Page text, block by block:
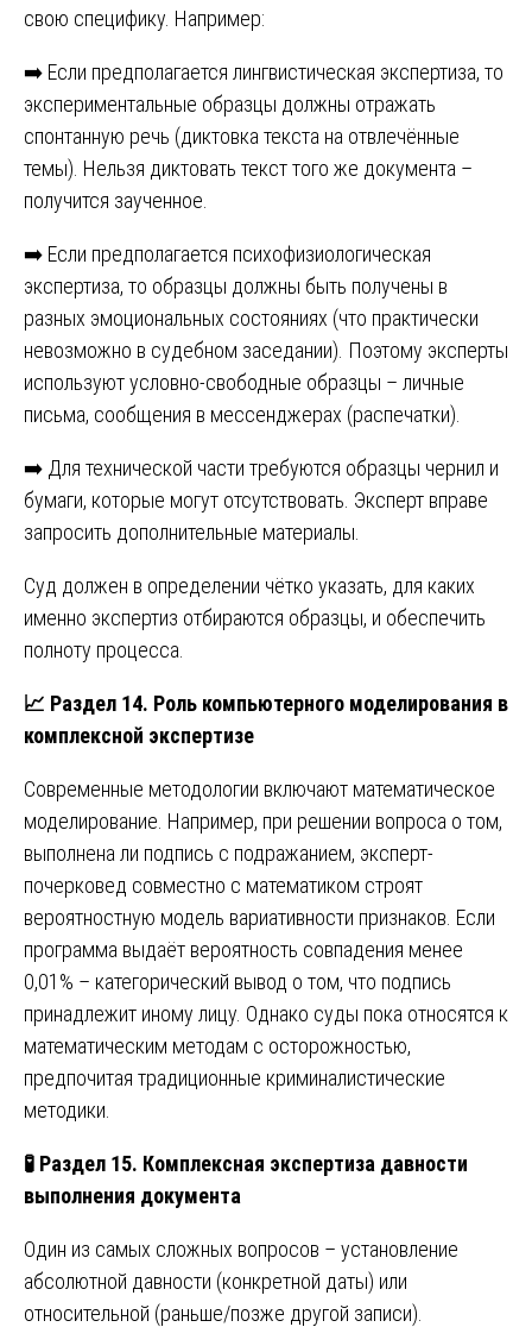
свою специфику. Например:
➡️ Если предполагается лингвистическая экспертиза, то
экспериментальные образцы должны отражать
спонтанную речь (диктовка текста на отвлечённые
темы). Нельзя диктовать текст того же документа –
получится заученное.
➡️ Если предполагается психофизиологическая
экспертиза, то образцы должны быть получены в
разных эмоциональных состояниях (что практически
невозможно в судебном заседании). Поэтому эксперты
используют условно-свободные образцы – личные
письма, сообщения в мессенджерах (распечатки).
➡️ Для технической части требуются образцы чернил и
бумаги, которые могут отсутствовать. Эксперт вправе
запросить дополнительные материалы.
Суд должен в определении чётко указать, для каких
именно экспертиз отбираются образцы, и обеспечить
полноту процесса.
📈 Раздел 14. Роль компьютерного моделирования в
комплексной экспертизе
Современные методологии включают математическое
моделирование. Например, при решении вопроса о том,
выполнена ли подпись с подражанием, эксперт-
почерковед совместно с математиком строят
вероятностную модель вариативности признаков. Если
программа выдаёт вероятность совпадения менее
0,01% – категорический вывод о том, что подпись
принадлежит иному лицу. Однако суды пока относятся к
математическим методам с осторожностью,
предпочитая традиционные криминалистические
методики.
🧪 Раздел 15. Комплексная экспертиза давности
выполнения документа
Один из самых сложных вопросов – установление
абсолютной давности (конкретной даты) или
относительной (раньше/позже другой записи).